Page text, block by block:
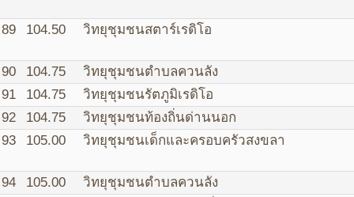
89 104.50 วิทยุชุมชนสตาร์เรดิโอ
90 104.75
วิทยุชุมชนตำบลควนลัง
91
104.75
วิทยุชุมชนรัตภูมิเรดิโอ
92
104.75
วิทยุชุมชนท้องถิ่นด่านนอก
93
105.00 วิทยุชุมชนเด็กและครอบครัวสงขลา
94 105.00
วิทยุชุมชนตำบลควนลัง